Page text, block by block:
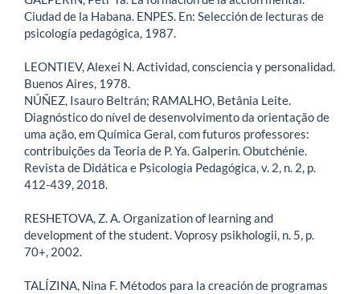
Ciudad de la Habana. ENPES. En: Selección de lecturas de
psicología pedagógica, 1987.
LEONTIEV, Alexei N. Actividad, consciencia y personalidad.
Buenos Aires, 1978.
NÚÑEZ, Isauro Beltrán; RAMALHO, Betânia Leite.
Diagnóstico do nível de desenvolvimento da orientação de
uma ação, em Química Geral, com futuros professores:
contribuições da Teoria de P. Ya. Galperin. Obutchénie.
Revista de Didática e Psicologia Pedagógica, v. 2, n. 2, p.
412-439, 2018.
RESHETOVA, Z. A. Organization of learning and
development of the student. Voprosy psikhologii, n. 5, p.
70+, 2002.
TALÍZINA, Nina F. Métodos para la creación de programas